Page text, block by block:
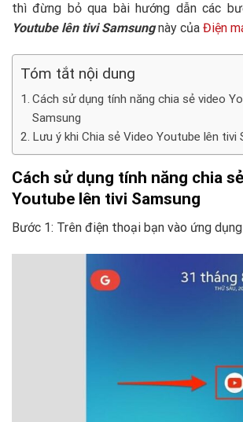
thì đừng bỏ qua bài hướng dẫn các
Youtube lên tivi Samsungnày của Điện
Tóm tắt nội dung
Cách sử dụng tính năng chia sẻ video
Samsung
Lưu ý khi Chia sẻ Video Youtube lên tivi
Cách sử dụng tính năng chia
Youtube lên tivi Samsung
Bước 1: Trên điện thoại bạn vào ứng